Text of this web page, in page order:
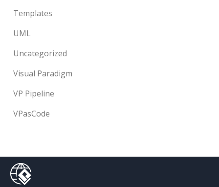
Templates
UML
Uncategorized
Visual Paradigm
VP Pipeline
VPasCode